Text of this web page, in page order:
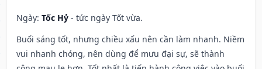
Ngày: Tốc Hỷ - tức ngày Tốt vừa.
Buổi sáng tốt, nhưng chiều xấu nên cần làm nhanh. Niềm
vui nhanh chóng, nên dùng để mưu đại sự, sẽ thành